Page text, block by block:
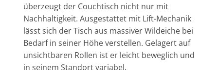
überzeugt der Couchtisch nicht nur mit
Nachhaltigkeit. Ausgestattet mit Lift-Mechanik
lässt sich der Tisch aus massiver Wildeiche bei
Bedarf in seiner Höhe verstellen. Gelagert auf
unsichtbaren Rollen ist er leicht beweglich und
in seinem Standort variabel.